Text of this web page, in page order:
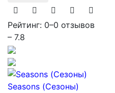
Рейтинг: 0–0 отзывов
– 7.8
Seasons (Сезоны)